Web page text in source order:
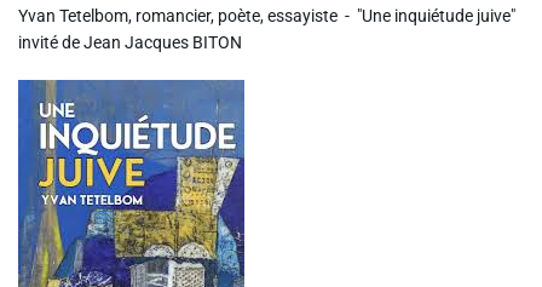
RCN Soutiens
MEDIAS
Photos
Vidéos / Clips
Ecrire à RCN
Yvan Tetelbom, romancier, poète, essayiste - "Une inquiétude juive"
invité de Jean Jacques BITON